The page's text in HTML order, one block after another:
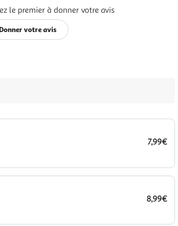
le premier à donner votre avis
votre avis
7,99€
8,99€